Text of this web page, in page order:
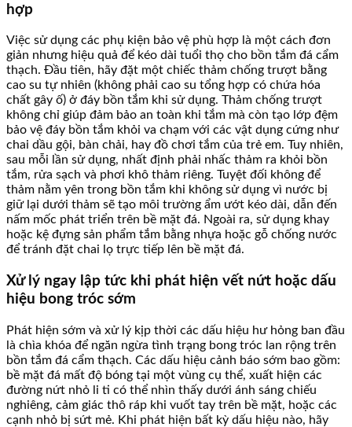
hợp
Việc sử dụng các phụ kiện bảo vệ phù hợp là một cách đơn
giản nhưng hiệu quả để kéo dài tuổi thọ cho bồn tắm đá cẩm
thạch. Đầu tiên, hãy đặt một chiếc thảm chống trượt bằng
cao su tự nhiên (không phải cao su tổng hợp có chứa hóa
chất gây ố) ở đáy bồn tắm khi sử dụng. Thảm chống trượt
không chỉ giúp đảm bảo an toàn khi tắm mà còn tạo lớp đệm
bảo vệ đáy bồn tắm khỏi va chạm với các vật dụng cứng như
chai dầu gội, bàn chải, hay đồ chơi tắm của trẻ em. Tuy nhiên,
sau mỗi lần sử dụng, nhất định phải nhấc thảm ra khỏi bồn
tắm, rửa sạch và phơi khô thảm riêng. Tuyệt đối không để
thảm nằm yên trong bồn tắm khi không sử dụng vì nước bị
giữ lại dưới thảm sẽ tạo môi trường ẩm ướt kéo dài, dẫn đến
nấm mốc phát triển trên bề mặt đá. Ngoài ra, sử dụng khay
hoặc kệ đựng sản phẩm tắm bằng nhựa hoặc gỗ chống nước
để tránh đặt chai lọ trực tiếp lên bề mặt đá.
Xử lý ngay lập tức khi phát hiện vết nứt hoặc dấu
hiệu bong tróc sớm
Phát hiện sớm và xử lý kịp thời các dấu hiệu hư hỏng ban đầu
là chìa khóa để ngăn ngừa tình trạng bong tróc lan rộng trên
bồn tắm đá cẩm thạch. Các dấu hiệu cảnh báo sớm bao gồm:
bề mặt đá mất độ bóng tại một vùng cụ thể, xuất hiện các
đường nứt nhỏ li ti có thể nhìn thấy dưới ánh sáng chiếu
nghiêng, cảm giác thô ráp khi vuốt tay trên bề mặt, hoặc các
cạnh nhỏ bị sứt mẻ. Khi phát hiện bất kỳ dấu hiệu nào, hãy